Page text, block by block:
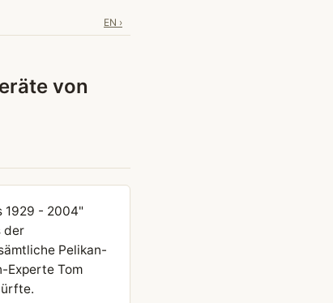
EN ›
von
1929 - 2004"
der
Pelikan-
Experte Tom